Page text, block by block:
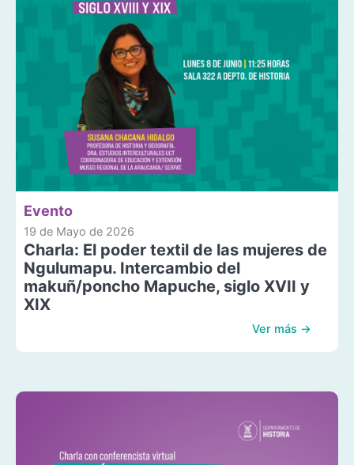
Evento
19 de Mayo de 2026
Charla: El poder textil de las mujeres de
Ngulumapu. Intercambio del
makuñ/poncho Mapuche, siglo XVII y
XIX
Ver más →